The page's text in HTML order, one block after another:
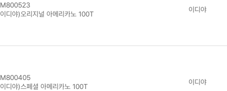
M800523
이디야)오리지널 아메리카노 100T
이디야
M800405
이디야)스페셜 아메리카노 100T
이디야